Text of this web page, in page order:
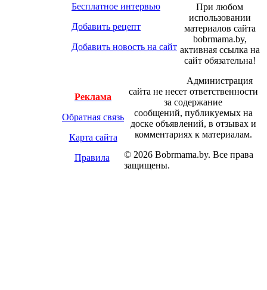
Бесплатное интервью
Добавить рецепт
Добавить новость на сайт
Реклама
Обратная связь
Карта сайта
Правила
При любом
использовании
материалов сайта
bobrmama.by,
активная ссылка на
сайт обязательна!
Администрация
сайта не несет ответственности
за содержание
сообщений, публикуемых на
доске объявлений, в отзывах и
комментариях к материалам.
© 2026 Bobrmama.by. Все права
защищены.